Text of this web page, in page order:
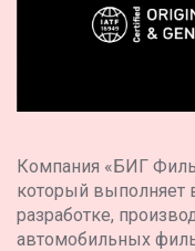
Компания «БИГ
который выполняет
разработке,
автомобильных